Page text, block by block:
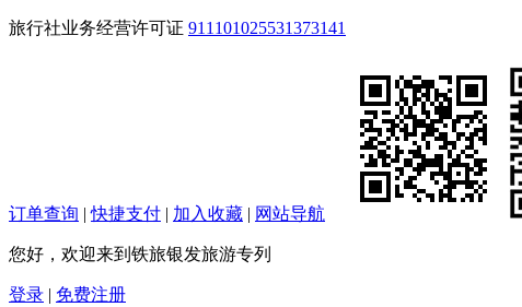
旅行社业务经营许可证 911101025531373141
订单查询 |快捷支付 | 加入收藏 | 网站导航
您好，欢迎来到铁旅银发旅游专列
登录 | 免费注册